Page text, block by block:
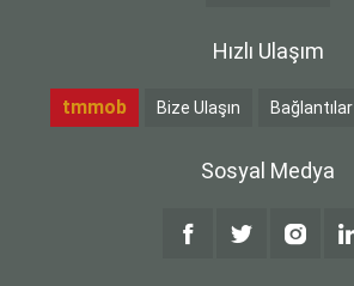
Hızlı Ulaşım
tmmob Bize Ulaşın Bağlantılar
Sosyal Medya